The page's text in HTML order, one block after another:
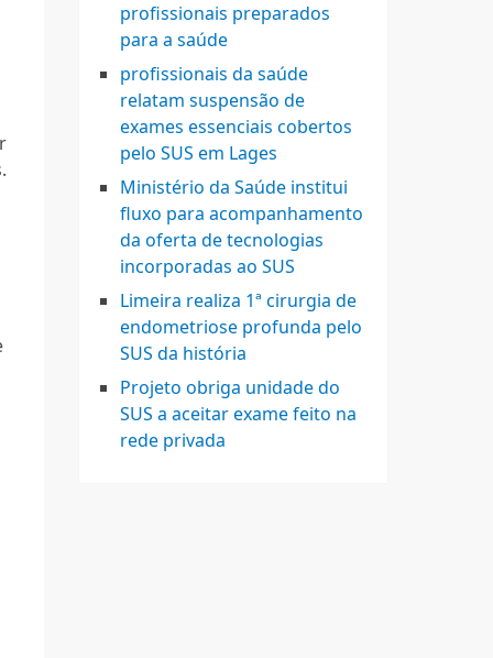
profissionais preparados
para a saúde
profissionais da saúde
relatam suspensão de
exames essenciais cobertos
pelo SUS em Lages
Ministério da Saúde institui
fluxo para acompanhamento
da oferta de tecnologias
incorporadas ao SUS
Limeira realiza 1ª cirurgia de
endometriose profunda pelo
SUS da história
Projeto obriga unidade do
SUS a aceitar exame feito na
rede privada